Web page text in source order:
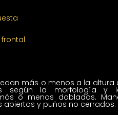
más o menos a la altura
según la morfología y
o menos doblados.
abiertos y puños no cerrados.